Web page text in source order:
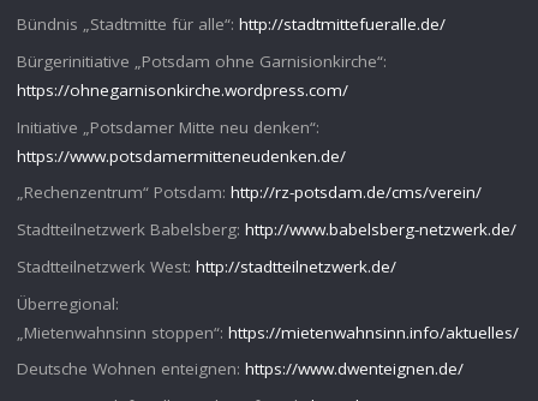
Bündnis „Stadtmitte für alle“: http://stadtmittefueralle.de/
Bürgerinitiative „Potsdam ohne Garnisionkirche“:
https://ohnegarnisonkirche.wordpress.com/
Initiative „Potsdamer Mitte neu denken“:
https://www.potsdamermitteneudenken.de/
„Rechenzentrum“ Potsdam: http://rz-potsdam.de/cms/verein/
Stadtteilnetzwerk Babelsberg: http://www.babelsberg-netzwerk.de/
Stadtteilnetzwerk West: http://stadtteilnetzwerk.de/
Überregional:
„Mietenwahnsinn stoppen“: https://mietenwahnsinn.info/aktuelles/
Deutsche Wohnen enteignen: https://www.dwenteignen.de/